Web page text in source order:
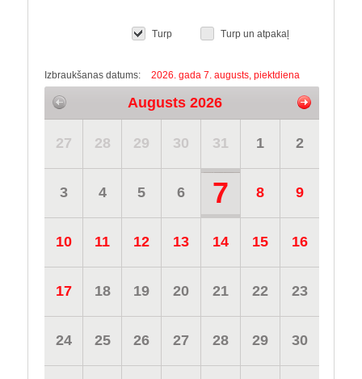
Turp Turp un atpakaļ
Izbraukšanas datums: 2026. gada 7. augusts, piektdiena
Augusts 2026
27 28 29 30 31 1 2
3 4 5 6 7 8 9
10 11 12 13 14 15 16
17 18 19 20 21 22 23
24 25 26 27 28 29 30